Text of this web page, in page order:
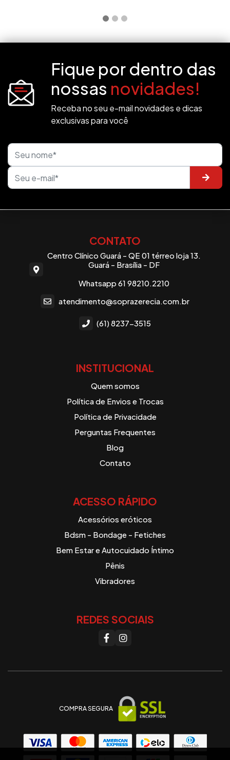
Fique por dentro das
nossas novidades!
Receba no seu e-mail novidades e dicas
exclusivas para você
CONTATO
Centro Clínico Guará - QE 01 térreo loja 13.
Guará - Brasília - DF
Whatsapp 61 98210.2210
atendimento@soprazerecia.com.br
(61) 8237-3515
INSTITUCIONAL
Quem somos
Política de Envios e Trocas
Política de Privacidade
Perguntas Frequentes
Blog
Contato
ACESSO RÁPIDO
Acessórios eróticos
Bdsm - Bondage - Fetiches
Bem Estar e Autocuidado Íntimo
Pênis
Vibradores
REDES SOCIAIS
COMPRA SEGURA